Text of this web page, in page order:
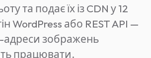
та подає їх із CDN у 12
WordPress або REST API —
адреси зображень
працювати.